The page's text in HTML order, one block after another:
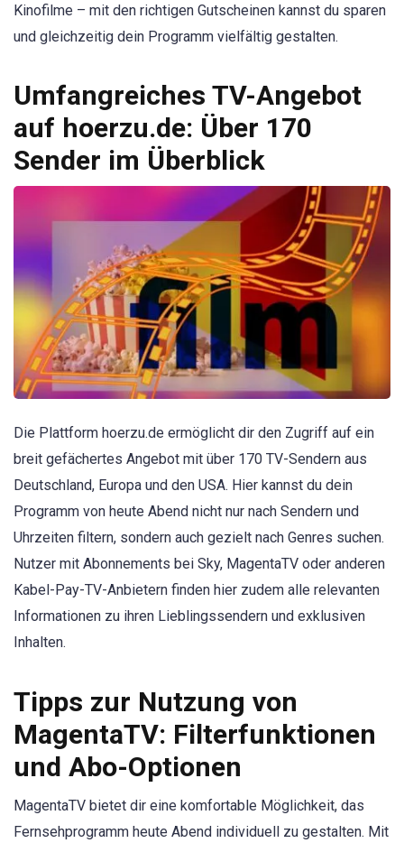
Kinofilme – mit den richtigen Gutscheinen kannst du sparen
und gleichzeitig dein Programm vielfältig gestalten.
Umfangreiches TV-Angebot
auf hoerzu.de: Über 170
Sender im Überblick
Die Plattform hoerzu.de ermöglicht dir den Zugriff auf ein
breit gefächertes Angebot mit über 170 TV-Sendern aus
Deutschland, Europa und den USA. Hier kannst du dein
Programm von heute Abend nicht nur nach Sendern und
Uhrzeiten filtern, sondern auch gezielt nach Genres suchen.
Nutzer mit Abonnements bei Sky, MagentaTV oder anderen
Kabel-Pay-TV-Anbietern finden hier zudem alle relevanten
Informationen zu ihren Lieblingssendern und exklusiven
Inhalten.
Tipps zur Nutzung von
MagentaTV: Filterfunktionen
und Abo-Optionen
MagentaTV bietet dir eine komfortable Möglichkeit, das
Fernsehprogramm heute Abend individuell zu gestalten. Mit